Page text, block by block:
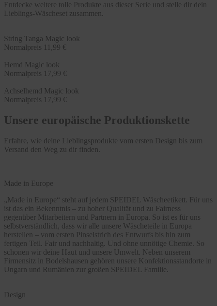
Entdecke weitere tolle Produkte aus dieser Serie und stelle dir dein
Lieblings-Wäscheset zusammen.
String Tanga Magic look
Normalpreis 11,99 €
Hemd Magic look
Normalpreis 17,99 €
Achselhemd Magic look
Normalpreis 17,99 €
Unsere europäische Produktionskette
Erfahre, wie deine Lieblingsprodukte vom ersten Design bis zum
Versand den Weg zu dir finden.
Made in Europe
„Made in Europe“ steht auf jedem SPEIDEL Wäscheetikett. Für uns
ist das ein Bekenntnis – zu hoher Qualität und zu Fairness
gegenüber Mitarbeitern und Partnern in Europa. So ist es für uns
selbstverständlich, dass wir alle unsere Wäscheteile in Europa
herstellen – vom ersten Pinselstrich des Entwurfs bis hin zum
fertigen Teil. Fair und nachhaltig. Und ohne unnötige Chemie. So
schonen wir deine Haut und unsere Umwelt. Neben unserem
Firmensitz in Bodelshausen gehören unsere Konfektionsstandorte in
Ungarn und Rumänien zur großen SPEIDEL Familie.
Design